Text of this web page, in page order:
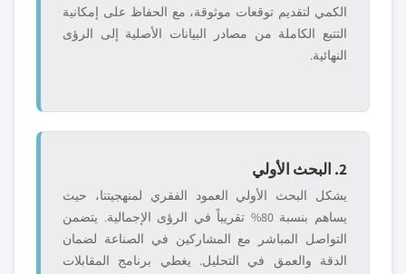
الكمي لتقديم توقعات موثوقة، مع الحفاظ على إمكانية
التتبع الكاملة من مصادر البيانات الأصلية إلى الرؤى
النهائية.
2. البحث الأولي
يشكل البحث الأولي العمود الفقري لمنهجيتنا، حيث
يساهم بنسبة 80% تقريباً في الرؤى الإجمالية. يتضمن
التواصل المباشر مع المشاركين في الصناعة لضمان
الدقة والعمق في التحليل. يغطي برنامج المقابلات